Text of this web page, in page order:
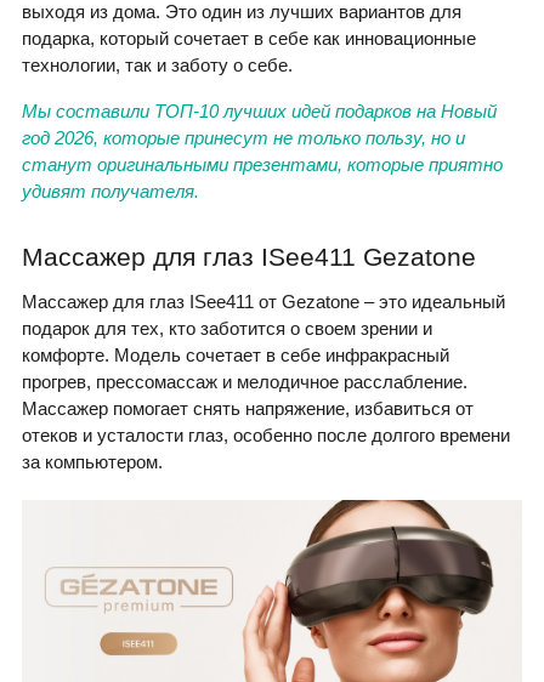
выходя из дома. Это один из лучших вариантов для
подарка, который сочетает в себе как инновационные
технологии, так и заботу о себе.
Мы составили ТОП-10 лучших идей подарков на Новый
год 2026, которые принесут не только пользу, но и
станут оригинальными презентами, которые приятно
удивят получателя.
Массажер для глаз ISee411 Gezatone
Массажер для глаз ISee411 от Gezatone – это идеальный
подарок для тех, кто заботится о своем зрении и
комфорте. Модель сочетает в себе инфракрасный
прогрев, прессомассаж и мелодичное расслабление.
Массажер помогает снять напряжение, избавиться от
отеков и усталости глаз, особенно после долгого времени
за компьютером.